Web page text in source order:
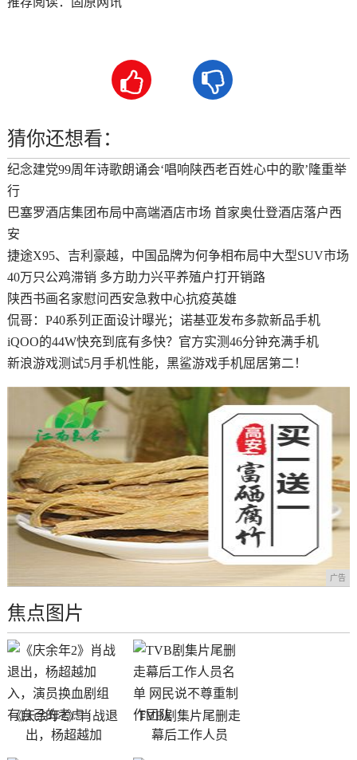
 
猜你还想看：
纪念建党99周年诗歌朗诵会‘唱响陕西老百姓心中的歌’隆重举
行
巴塞罗酒店集团布局中高端酒店市场 首家奥仕登酒店落户西
安
捷途X95、吉利豪越，中国品牌为何争相布局中大型SUV市场
40万只公鸡滞销 多方助力兴平养殖户打开销路
陕西书画名家慰问西安急救中心抗疫英雄
侃哥：P40系列正面设计曝光；诺基亚发布多款新品手机
iQOO的44W快充到底有多快？官方实测46分钟充满手机
新浪游戏测试5月手机性能，黑鲨游戏手机屈居第二！
广告
焦点图片
《庆余年2》肖战退
出，杨超越加
TVB剧集片尾删走
幕后工作人员